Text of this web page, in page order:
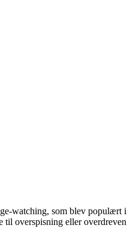
watching, som blev
til overspisning eller